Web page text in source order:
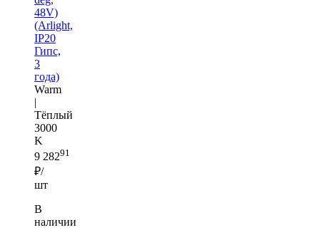
48V)
(Arlight,
IP20
Гипс,
3
года)
Warm
|
Тёплый
3000
K
9 28291
₽/
шт
В
наличии